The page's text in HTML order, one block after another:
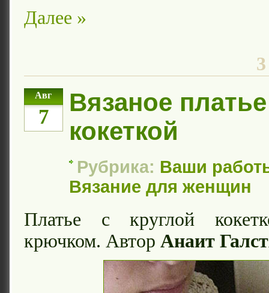
Далее »
Авг
7
Вязаное
кокеткой
Рубрика: Ваши
Вязание для женщин
Платье с круглой
крючком. Автор Анаит